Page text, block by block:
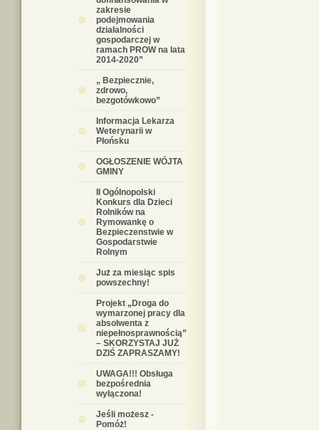
zakresie
podejmowania
działalności
gospodarczej w
ramach PROW na lata
2014-2020”
„ Bezpiecznie,
zdrowo,
bezgotówkowo”
Informacja Lekarza
Weterynarii w
Płońsku
OGŁOSZENIE WÓJTA
GMINY
II Ogólnopolski
Konkurs dla Dzieci
Rolników na
Rymowankę o
Bezpieczenstwie w
Gospodarstwie
Rolnym
Już za miesiąc spis
powszechny!
Projekt „Droga do
wymarzonej pracy dla
absolwenta z
niepełnosprawnością”
– SKORZYSTAJ JUŻ
DZIŚ ZAPRASZAMY!
UWAGA!!! Obsługa
bezpośrednia
wyłączona!
Jeśli możesz -
Pomóż!